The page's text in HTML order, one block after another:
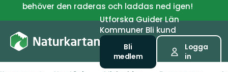
behöver den raderas och laddas ned igen!
UtforskaGuiderLän
Kommuner Bli kund
Bli
medlem
Logga
in